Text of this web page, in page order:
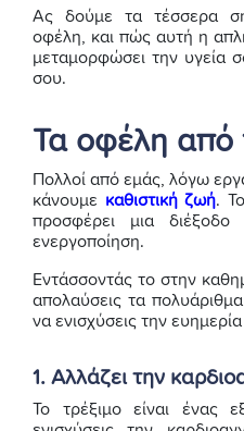
Ας δούμε τα τέσσερα
οφέλη, και πώς αυτή η
μεταμορφώσει την υγεία
σου.
Τα οφέλη από
Πολλοί από εμάς, λόγω
κάνουμε καθιστική ζωή.
προσφέρει μια
ενεργοποίηση.
Εντάσσοντάς το στην
απολαύσεις τα
να ενισχύσεις την
1. Αλλάζει την
Το τρέξιμο είναι ένας